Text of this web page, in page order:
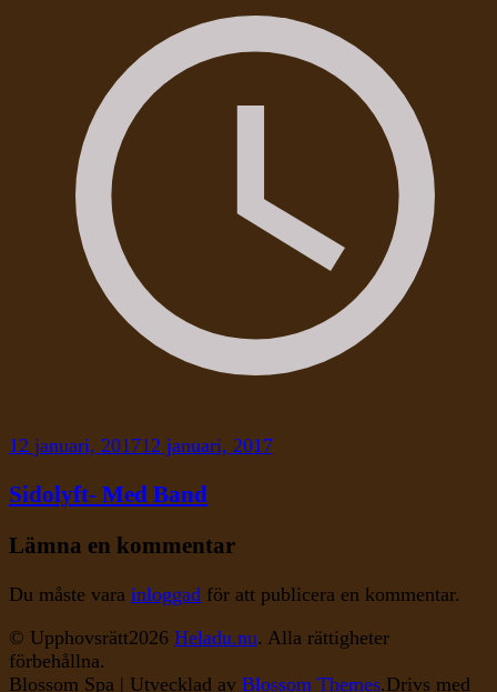
12 januari, 201712 januari, 2017
Sidolyft- Med Band
Lämna en kommentar
Du måste vara inloggad för att publicera en kommentar.
© Upphovsrätt2026 Heladu.nu. Alla rättigheter
förbehållna.
Blossom Spa | Utvecklad av Blossom Themes.Drivs med